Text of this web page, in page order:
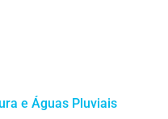
e Águas Pluviais